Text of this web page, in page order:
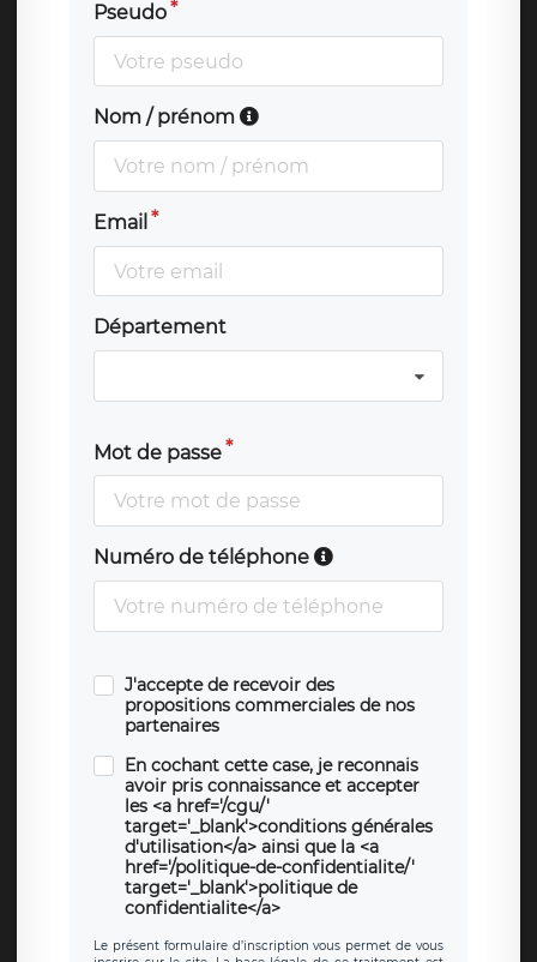
Pseudo
Nom / prénom
Email
Département
Mot de passe
Numéro de téléphone
J'accepte de recevoir des
propositions commerciales de nos
partenaires
En cochant cette case, je reconnais
avoir pris connaissance et accepter
les <a href='/cgu/'
target='_blank'>conditions générales
d'utilisation</a> ainsi que la <a
href='/politique-de-confidentialite/'
target='_blank'>politique de
confidentialite</a>
Le présent formulaire d’inscription vous permet de vous